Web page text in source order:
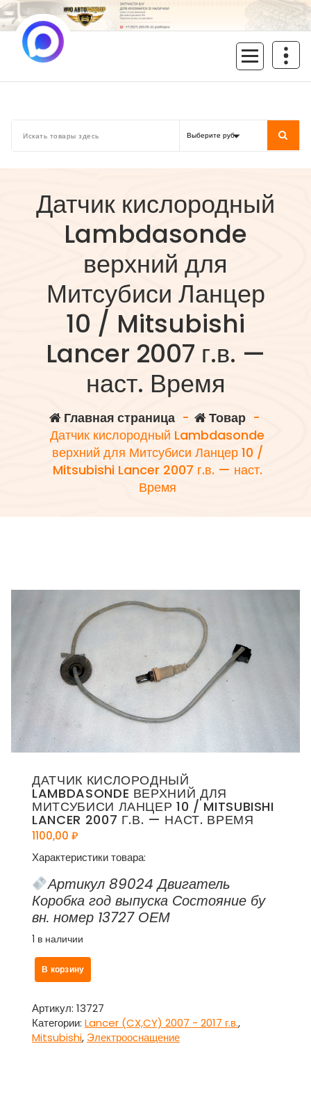
Перейти
к
содержимому
Датчик кислородный
Lambdasonde
верхний для
Митсубиси Ланцер
10 / Mitsubishi
Lancer 2007 г.в. —
наст. Время
Главная страница- Товар-
Датчик кислородный Lambdasonde
верхний для Митсубиси Ланцер 10 /
Mitsubishi Lancer 2007 г.в. — наст.
Время
ДАТЧИК КИСЛОРОДНЫЙ
LAMBDASONDE ВЕРХНИЙ ДЛЯ
МИТСУБИСИ ЛАНЦЕР 10 / MITSUBISHI
LANCER 2007 Г.В. — НАСТ. ВРЕМЯ
1100,00 ₽
Характеристики товара:
Артикул 89024 Двигатель
Коробка год выпуска Состояние бу
вн. номер 13727 ОЕМ
1 в наличии
Количество
товара
кислородный
Lambdasonde
верхний
В корзину
Артикул: 13727
Категории: Lancer (CX,CY) 2007 - 2017 г.в.,
Mitsubishi, Электрооснащение